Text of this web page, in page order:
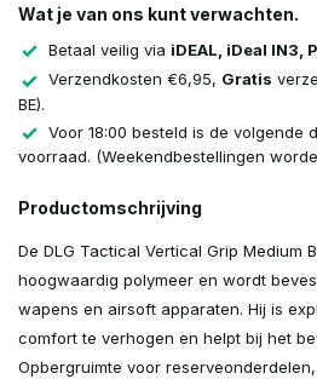
Wat je van ons kunt verwachten.
Betaal veilig via iDEAL, iDeal IN3,
Verzendkosten €6,95, Gratis
BE).
Voor 18:00 besteld is de volgende
voorraad. (Weekendbestellingen
Productomschrijving
De DLG Tactical Vertical Grip Medium
hoogwaardig polymeer en wordt
wapens en airsoft apparaten. Hij is
comfort te verhogen en helpt bij het
Opbergruimte voor